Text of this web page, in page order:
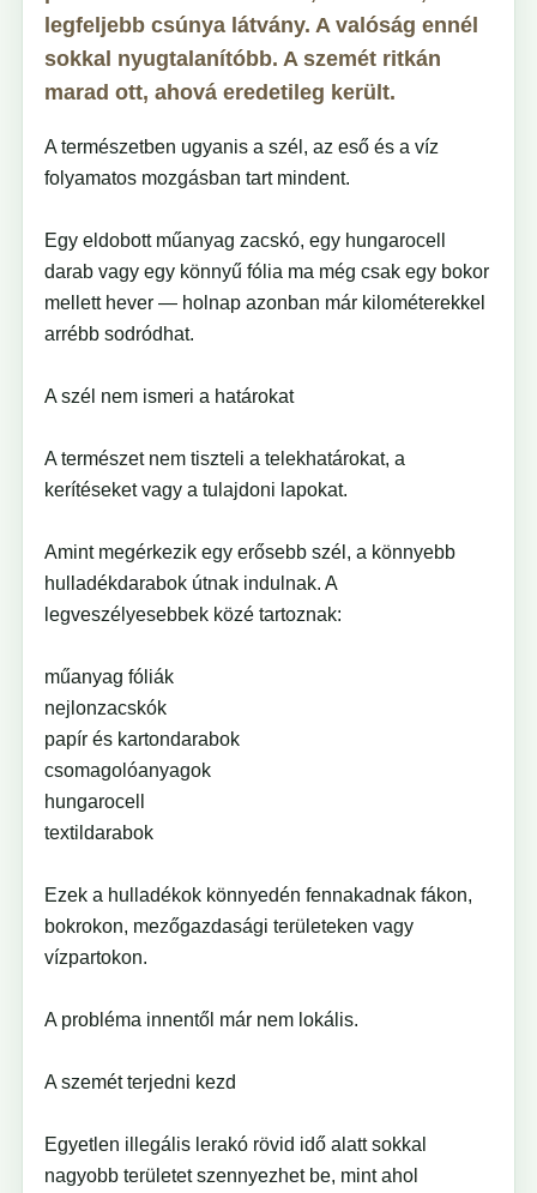
legfeljebb csúnya látvány. A valóság ennél
sokkal nyugtalanítóbb. A szemét ritkán
marad ott, ahová eredetileg került.
A természetben ugyanis a szél, az eső és a víz
folyamatos mozgásban tart mindent.
Egy eldobott műanyag zacskó, egy hungarocell
darab vagy egy könnyű fólia ma még csak egy bokor
mellett hever — holnap azonban már kilométerekkel
arrébb sodródhat.
A szél nem ismeri a határokat
A természet nem tiszteli a telekhatárokat, a
kerítéseket vagy a tulajdoni lapokat.
Amint megérkezik egy erősebb szél, a könnyebb
hulladékdarabok útnak indulnak. A
legveszélyesebbek közé tartoznak:
műanyag fóliák
nejlonzacskók
papír és kartondarabok
csomagolóanyagok
hungarocell
textildarabok
Ezek a hulladékok könnyedén fennakadnak fákon,
bokrokon, mezőgazdasági területeken vagy
vízpartokon.
A probléma innentől már nem lokális.
A szemét terjedni kezd
Egyetlen illegális lerakó rövid idő alatt sokkal
nagyobb területet szennyezhet be, mint ahol